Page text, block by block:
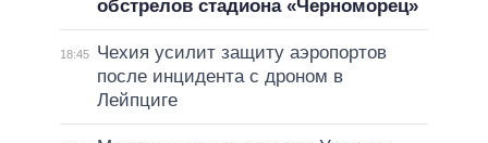
обстрелов стадиона «Черноморец»
18:45
Чехия усилит защиту аэропортов
после инцидента с дроном в
Лейпциге